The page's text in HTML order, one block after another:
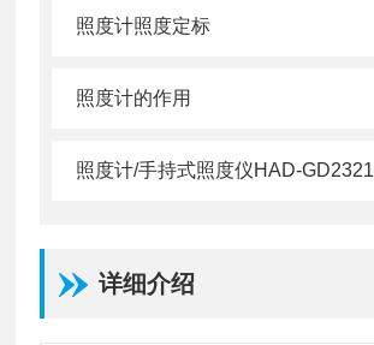
照度计照度定标
照度计的作用
照度计/手持式照度仪HAD-GD2321
详细介绍